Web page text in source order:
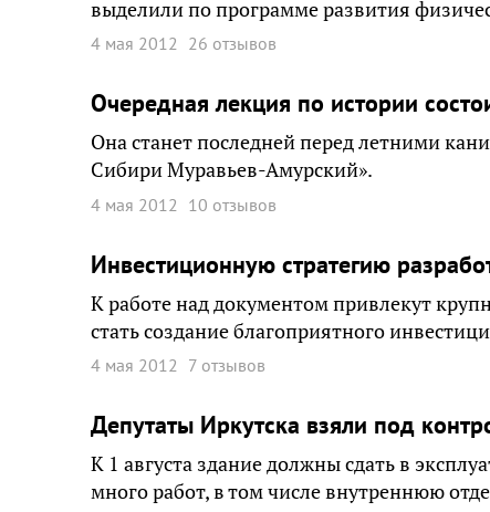
выделили по программе развития
4 мая 2012 26 отзывов
Очередная лекция по истории
Она станет последней перед летними
Сибири Муравьев-Амурский».
4 мая 2012 10 отзывов
Инвестиционную стратегию
К работе над документом привлекут
стать создание благоприятного
4 мая 2012 7 отзывов
Депутаты Иркутска взяли под
К 1 августа здание должны сдать в
много работ, в том числе внутреннюю